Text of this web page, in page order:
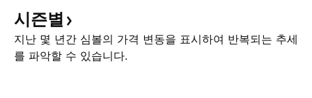
시즌별
지난 몇 년간 심볼의 가격 변동을 표시하여 반복되는 추세
를 파악할 수 있습니다.